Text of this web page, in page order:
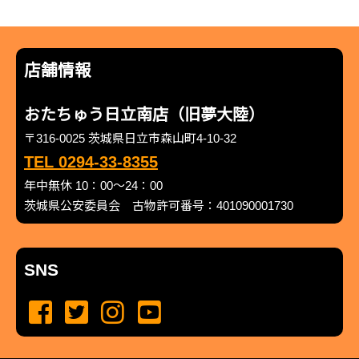
店舗情報
おたちゅう日立南店（旧夢大陸）
〒316-0025 茨城県日立市森山町4-10-32
TEL 0294-33-8355
年中無休 10：00～24：00
茨城県公安委員会 古物許可番号：401090001730
SNS